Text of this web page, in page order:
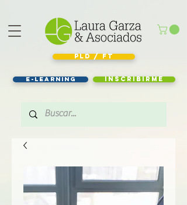
e-learning Inscribirme
PLD / FT